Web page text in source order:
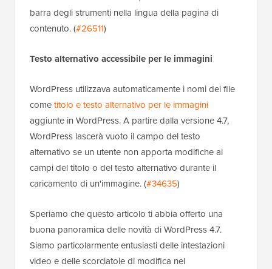
barra degli strumenti nella lingua della pagina di
contenuto. (#26511)
Testo alternativo accessibile per le immagini
WordPress utilizzava automaticamente i nomi dei file
cometitolo e testo alternativo per le immagini
aggiunte in WordPress. A partire dalla versione 4.7,
WordPress lascerà vuoto il campo del testo
alternativo se un utente non apporta modifiche ai
campi del titolo o del testo alternativo durante il
caricamento di un'immagine. (#34635)
Speriamo che questo articolo ti abbia offerto una
buona panoramica delle novità di WordPress 4.7.
Siamo particolarmente entusiasti delle intestazioni
video e delle scorciatoie di modifica nel